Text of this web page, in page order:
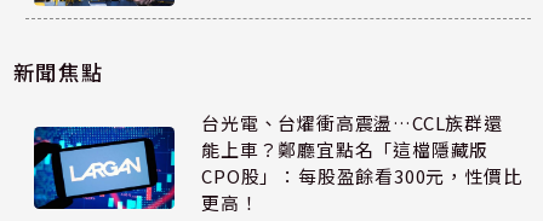
新聞焦點
台光電、台燿衝高震盪…CCL族群還
能上車？鄭廳宜點名「這檔隱藏版
CPO股」：每股盈餘看300元，性價比
更高！